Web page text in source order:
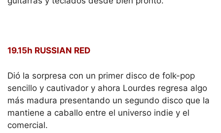
19.15h RUSSIAN RED
Dió la sorpresa con un primer disco de folk-pop
sencillo y cautivador y ahora Lourdes regresa algo
más madura presentando un segundo disco que la
mantiene a caballo entre el universo indie y el
comercial.